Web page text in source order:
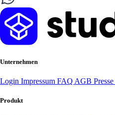
Unternehmen
Login Impressum FAQ AGB Presse
Produkt